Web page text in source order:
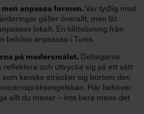
anpassa formen.Var tydlig med
gäller överallt, men låt
lokalt. En tillitsövning från
behöva anpassas i Tunis.
på modersmålet. Deltagarna
reflektera och uttrycka sig på ett sätt
kanske sträcker sig bortom den
Här behöver
allt du menar – inte bara mena det